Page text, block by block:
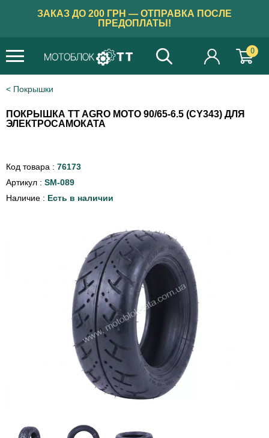
ЗАКАЗ ДО 200 ГРН — ОТПРАВКА ПОСЛЕ
ПРЕДОПЛАТЫ!
0
Покрышки
ПОКРЫШКА TT AGRO MOTO 90/65-6.5 (CY343) ДЛЯ
ЭЛЕКТРОСАМОКАТА
Код товара : 76173
Артикул : SM-089
Наличие : Есть в наличии